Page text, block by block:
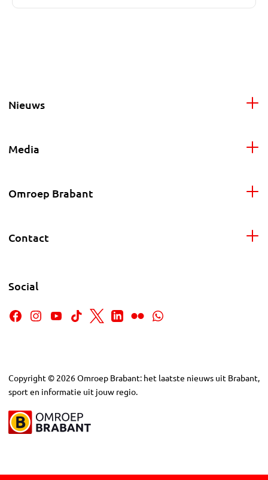
Nieuws
Media
Omroep Brabant
Contact
Social
Copyright © 2026Omroep Brabant: het laatste nieuws uit Brabant,
sport en informatie uit jouw regio.